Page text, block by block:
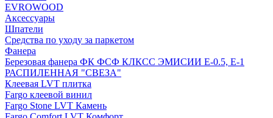
EVROWOOD
Аксессуары
Шпатели
Средства по уходу за паркетом
Фанера
Березовая фанера ФК ФСФ КЛКСС ЭМИСИИ Е-0.5, Е-1
РАСПИЛЕННАЯ "СВЕЗА"
Клеевая LVT плитка
Fargo клеевой винил
Fargo Stone LVT Камень